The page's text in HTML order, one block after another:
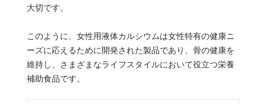
大切です。
このように、女性用液体カルシウムは女性特有の健康ニ
ーズに応えるために開発された製品であり、骨の健康を
維持し、さまざまなライフスタイルにおいて役立つ栄養
補助食品です。